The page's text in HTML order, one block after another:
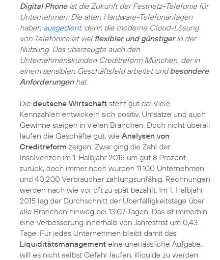
Digital Phoneist die Zukunft der Festnetz-Telefonie für
Unternehmen. Die alten Hardware-Telefonanlagen
haben ausgedient, denn die moderne Cloud-Lösung
von Telefónica ist viel flexibler und günstigerin der
Nutzung. Das überzeugte auch den
Unternehmenskunden Creditreform München, der in
einem sensiblen Geschäftsfeld arbeitet undbesondere
Anforderungenhat.
Die deutsche Wirtschaft steht gut da: Viele
Kennzahlen entwickeln sich positiv, Umsätze und auch
Gewinne steigen in vielen Branchen. Doch nicht überall
laufen die Geschäfte gut, wie Analysen von
Creditreform zeigen: Zwar ging die Zahl der
Insolvenzen im 1. Halbjahr 2015 um gut 8 Prozent
zurück, doch immer noch wurden 11.100 Unternehmen
und 40.200 Verbraucher zahlungsunfähig. Rechnungen
werden nach wie vor oft zu spät bezahlt. Im 1. Halbjahr
2015 lag der Durchschnitt der Überfälligkeitstage über
alle Branchen hinweg bei 13,07 Tagen. Das ist immerhin
eine Verbesserung innerhalb von Jahresfrist um 0,43
Tage. Für jedes Unternehmen bleibt damit das
Liquiditätsmanagement eine unerlässliche Aufgabe,
will es nicht selbst Gefahr laufen, illiquide zu werden.